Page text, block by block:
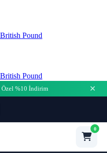
British Pound
British Pound
Özel %10 İndirim
0